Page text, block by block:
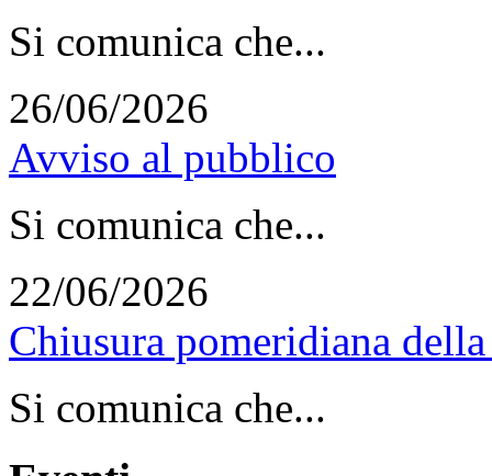
Si comunica che...
26/06/2026
Avviso al pubblico
Si comunica che...
22/06/2026
Chiusura pomeridiana
Si comunica che...